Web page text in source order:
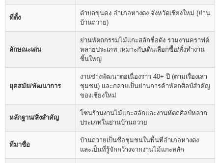
ที่ตั้ง
ตำบลขุนคง อำเภอหางดง จังหวัดเชียงใหม่ (ย่าน
บ้านถวาย)
ลักษณะเด่น
ย่านหัตถกรรมไม้แกะสลักชื่อดัง รวมงานคราฟต์
หลายประเภท เหมาะกับเดินเลือกซื้อ/สั่งทำงาน
ชิ้นใหญ่
ยุคสมัย/พัฒนาการ
งานช่างพัฒนาต่อเนื่องราว 40+ ปี (ตามเรื่องเล่า
ชุมชน) และกลายเป็นย่านการค้าหัตถศิลป์สำคัญ
ของเชียงใหม่
หลักฐาน/สิ่งสำคัญ
โซนร้านงานไม้แกะสลักและงานหัตถศิลป์หลาก
ประเภทในย่านบ้านถวาย
ที่มาชื่อ
บ้านถวายเป็นชื่อชุมชนในพื้นที่อำเภอหางดง
และเป็นที่รู้จักกว้างจากงานไม้แกะสลัก